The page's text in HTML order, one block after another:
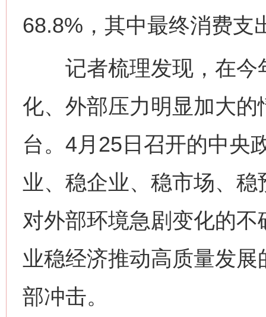
68.8%，其中最终消费支
记者梳理发现，在今
化、外部压力明显加大
台。4月25日召开的中央
业、稳企业、稳市场、
对外部环境急剧变化的
业稳经济推动高质量发
部冲击。